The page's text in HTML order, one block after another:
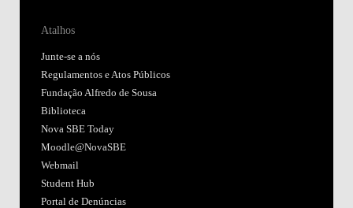
Atalhos
Junte-se a nós
Regulamentos e Atos Públicos
Fundação Alfredo de Sousa
Biblioteca
Nova SBE Today
Moodle@NovaSBE
Webmail
Student Hub
Portal de Denúncias